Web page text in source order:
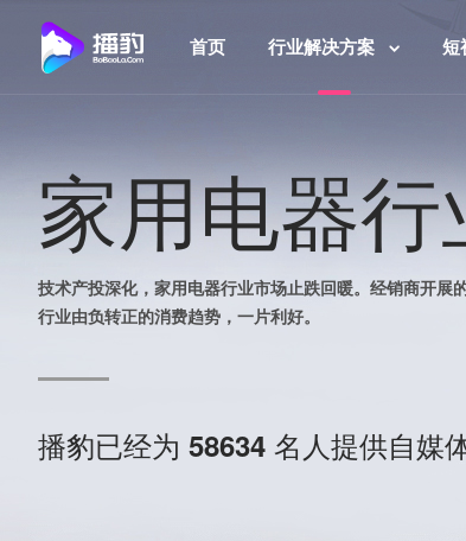
首页 行业解决方案 短
家用电器
技术产投深化，家用电器行业市场止跌回暖。经销商开
行业由负转正的消费趋势，一片利好。
播豹已经为 58634 名人提供自媒